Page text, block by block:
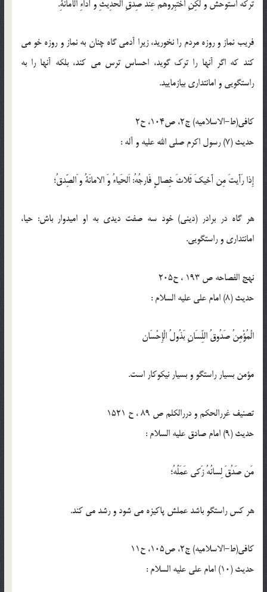
تَرَكَهُ اسْتَوْحَشَ وَ لَكِنِ اخْتَبِرُوهُمْ عِنْدَ صِدْقِ الْحَدِيثِ وَ أَدَاءِ الْأَمَانَةِ.
فريب نماز و روزه مردم را نخوريد، زيرا آدمى گاه چنان به نماز و روزه خو مى
كند كه اگر آنها را ترك گويد، احساس ترس مى كند، بلكه آنها را به
راستگويى و امانتدارى بيازماييد.
كافى(ط-الاسلامیه) ج2، ص104، ح2
حدیث (7) رسول اكرم صلى الله عليه و آله :
إِذا رَأَيتَ مِن أَخيكَ ثَلاثَ خِصالٍ فَارجُهُ: اَلحَياءُ وَ الامانَةُ و َالصِّدقُ؛
هر گاه در برادر (دينى) خود سه صفت ديدى به او اميدوار باش: حيا،
امانتدارى و راستگويى.
نهج الفصاحه ص 193 ، ح205
حدیث (8) امام على عليه السلام :
الْمُؤْمِنُ صَدُوقُ اللِّسَانِ بَذُولُ الْإِحْسَان‏
مؤمن بسيار راستگو و بسيار نيكوكار است.
تصنیف غررالحکم و دررالکلم ص 89 ، ح 1521
حدیث (9) امام صادق عليه السلام :
مَن صَدُقَ لِسانُهُ زَكى عَمَلُهُ؛
هر كس راستگو باشد عملش پاكيزه مى شود و رشد مى كند.
كافى(ط-الاسلامیه) ج2، ص105، ح11
حدیث (10) امام على عليه السلام :